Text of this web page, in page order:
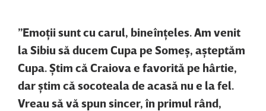
”Emoţii sunt cu carul, bineînţeles. Am venit
la Sibiu să ducem Cupa pe Someş, aşteptăm
Cupa. Ştim că Craiova e favorită pe hârtie,
dar ştim că socoteala de acasă nu e la fel.
Vreau să vă spun sincer, în primul rând,